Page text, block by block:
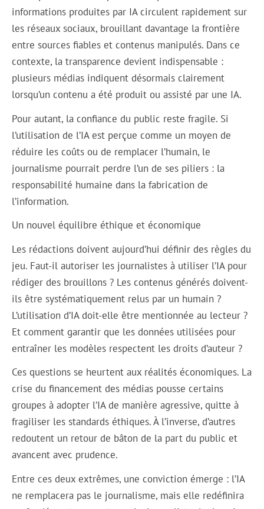
informations produites par IA circulent rapidement sur
les réseaux sociaux, brouillant davantage la frontière
entre sources fiables et contenus manipulés. Dans ce
contexte, la transparence devient indispensable :
plusieurs médias indiquent désormais clairement
lorsqu’un contenu a été produit ou assisté par une IA.
Pour autant, la confiance du public reste fragile. Si
l’utilisation de l’IA est perçue comme un moyen de
réduire les coûts ou de remplacer l’humain, le
journalisme pourrait perdre l’un de ses piliers : la
responsabilité humaine dans la fabrication de
l’information.
Un nouvel équilibre éthique et économique
Les rédactions doivent aujourd’hui définir des règles du
jeu. Faut-il autoriser les journalistes à utiliser l’IA pour
rédiger des brouillons ? Les contenus générés doivent-
ils être systématiquement relus par un humain ?
L’utilisation d’IA doit-elle être mentionnée au lecteur ?
Et comment garantir que les données utilisées pour
entraîner les modèles respectent les droits d’auteur ?
Ces questions se heurtent aux réalités économiques. La
crise du financement des médias pousse certains
groupes à adopter l’IA de manière agressive, quitte à
fragiliser les standards éthiques. À l’inverse, d’autres
redoutent un retour de bâton de la part du public et
avancent avec prudence.
Entre ces deux extrêmes, une conviction émerge : l’IA
ne remplacera pas le journalisme, mais elle redéfinira